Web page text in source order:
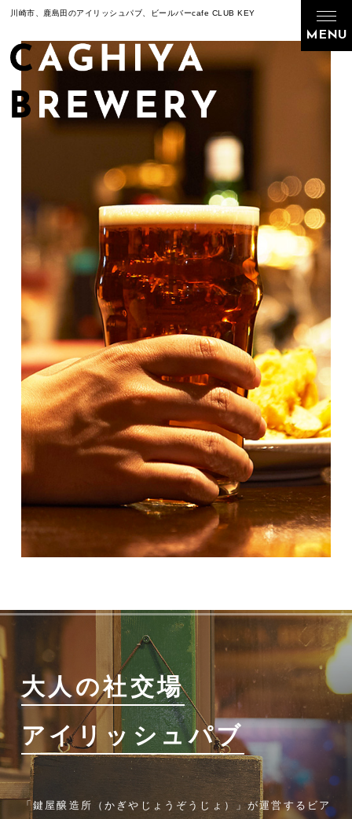
川崎市、鹿島田のアイリッシュパブ、ビールバーcafe CLUB KEY
大人の社交場
アイリッシュパブ
「鍵屋醸造所（かぎやじょうぞうじょ）」が運営する ビア